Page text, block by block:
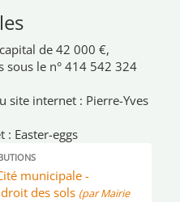
de 42 000 €,
sous le n° 414 542 324
site internet : Pierre-Yves
: Easter-eggs
municipale -
des sols (par Mairie